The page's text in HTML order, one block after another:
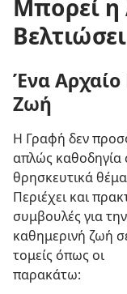
Μπορεί η
Ένα Αρχαίο
Ζωή
Η Γραφή δεν
απλώς καθοδηγία
θρησκευτικά
Περιέχει και
συμβουλές για την
καθημερινή ζωή
τομείς όπως οι
παρακάτω: